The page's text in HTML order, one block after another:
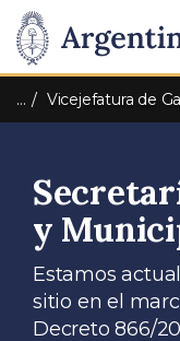
Presidencia
de
Nación
Pasar al
… Vicejefatura de
y
Estamos
sitio en el
Decreto 866/